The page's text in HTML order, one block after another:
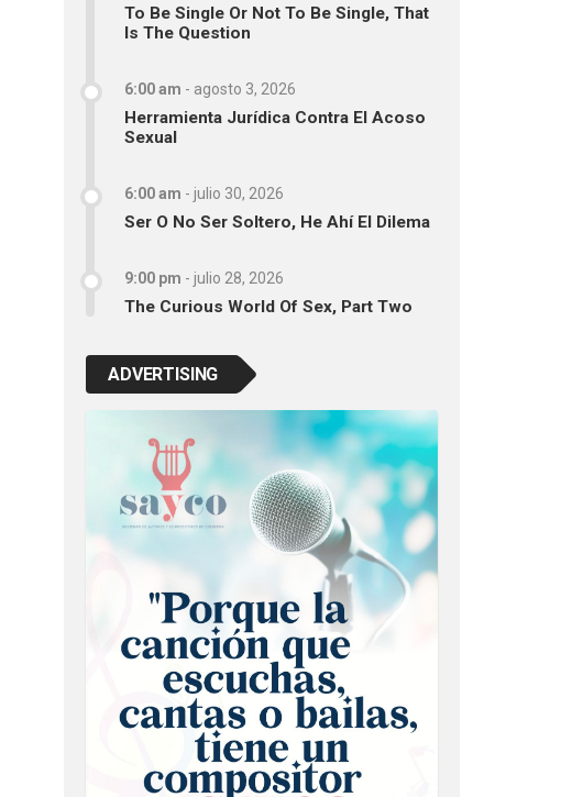
To Be Single Or Not To Be Single, That
Is The Question
6:00 am - agosto 3, 2026
Herramienta Jurídica Contra El Acoso
Sexual
6:00 am - julio 30, 2026
Ser O No Ser Soltero, He Ahí El Dilema
9:00 pm - julio 28, 2026
The Curious World Of Sex, Part Two
ADVERTISING